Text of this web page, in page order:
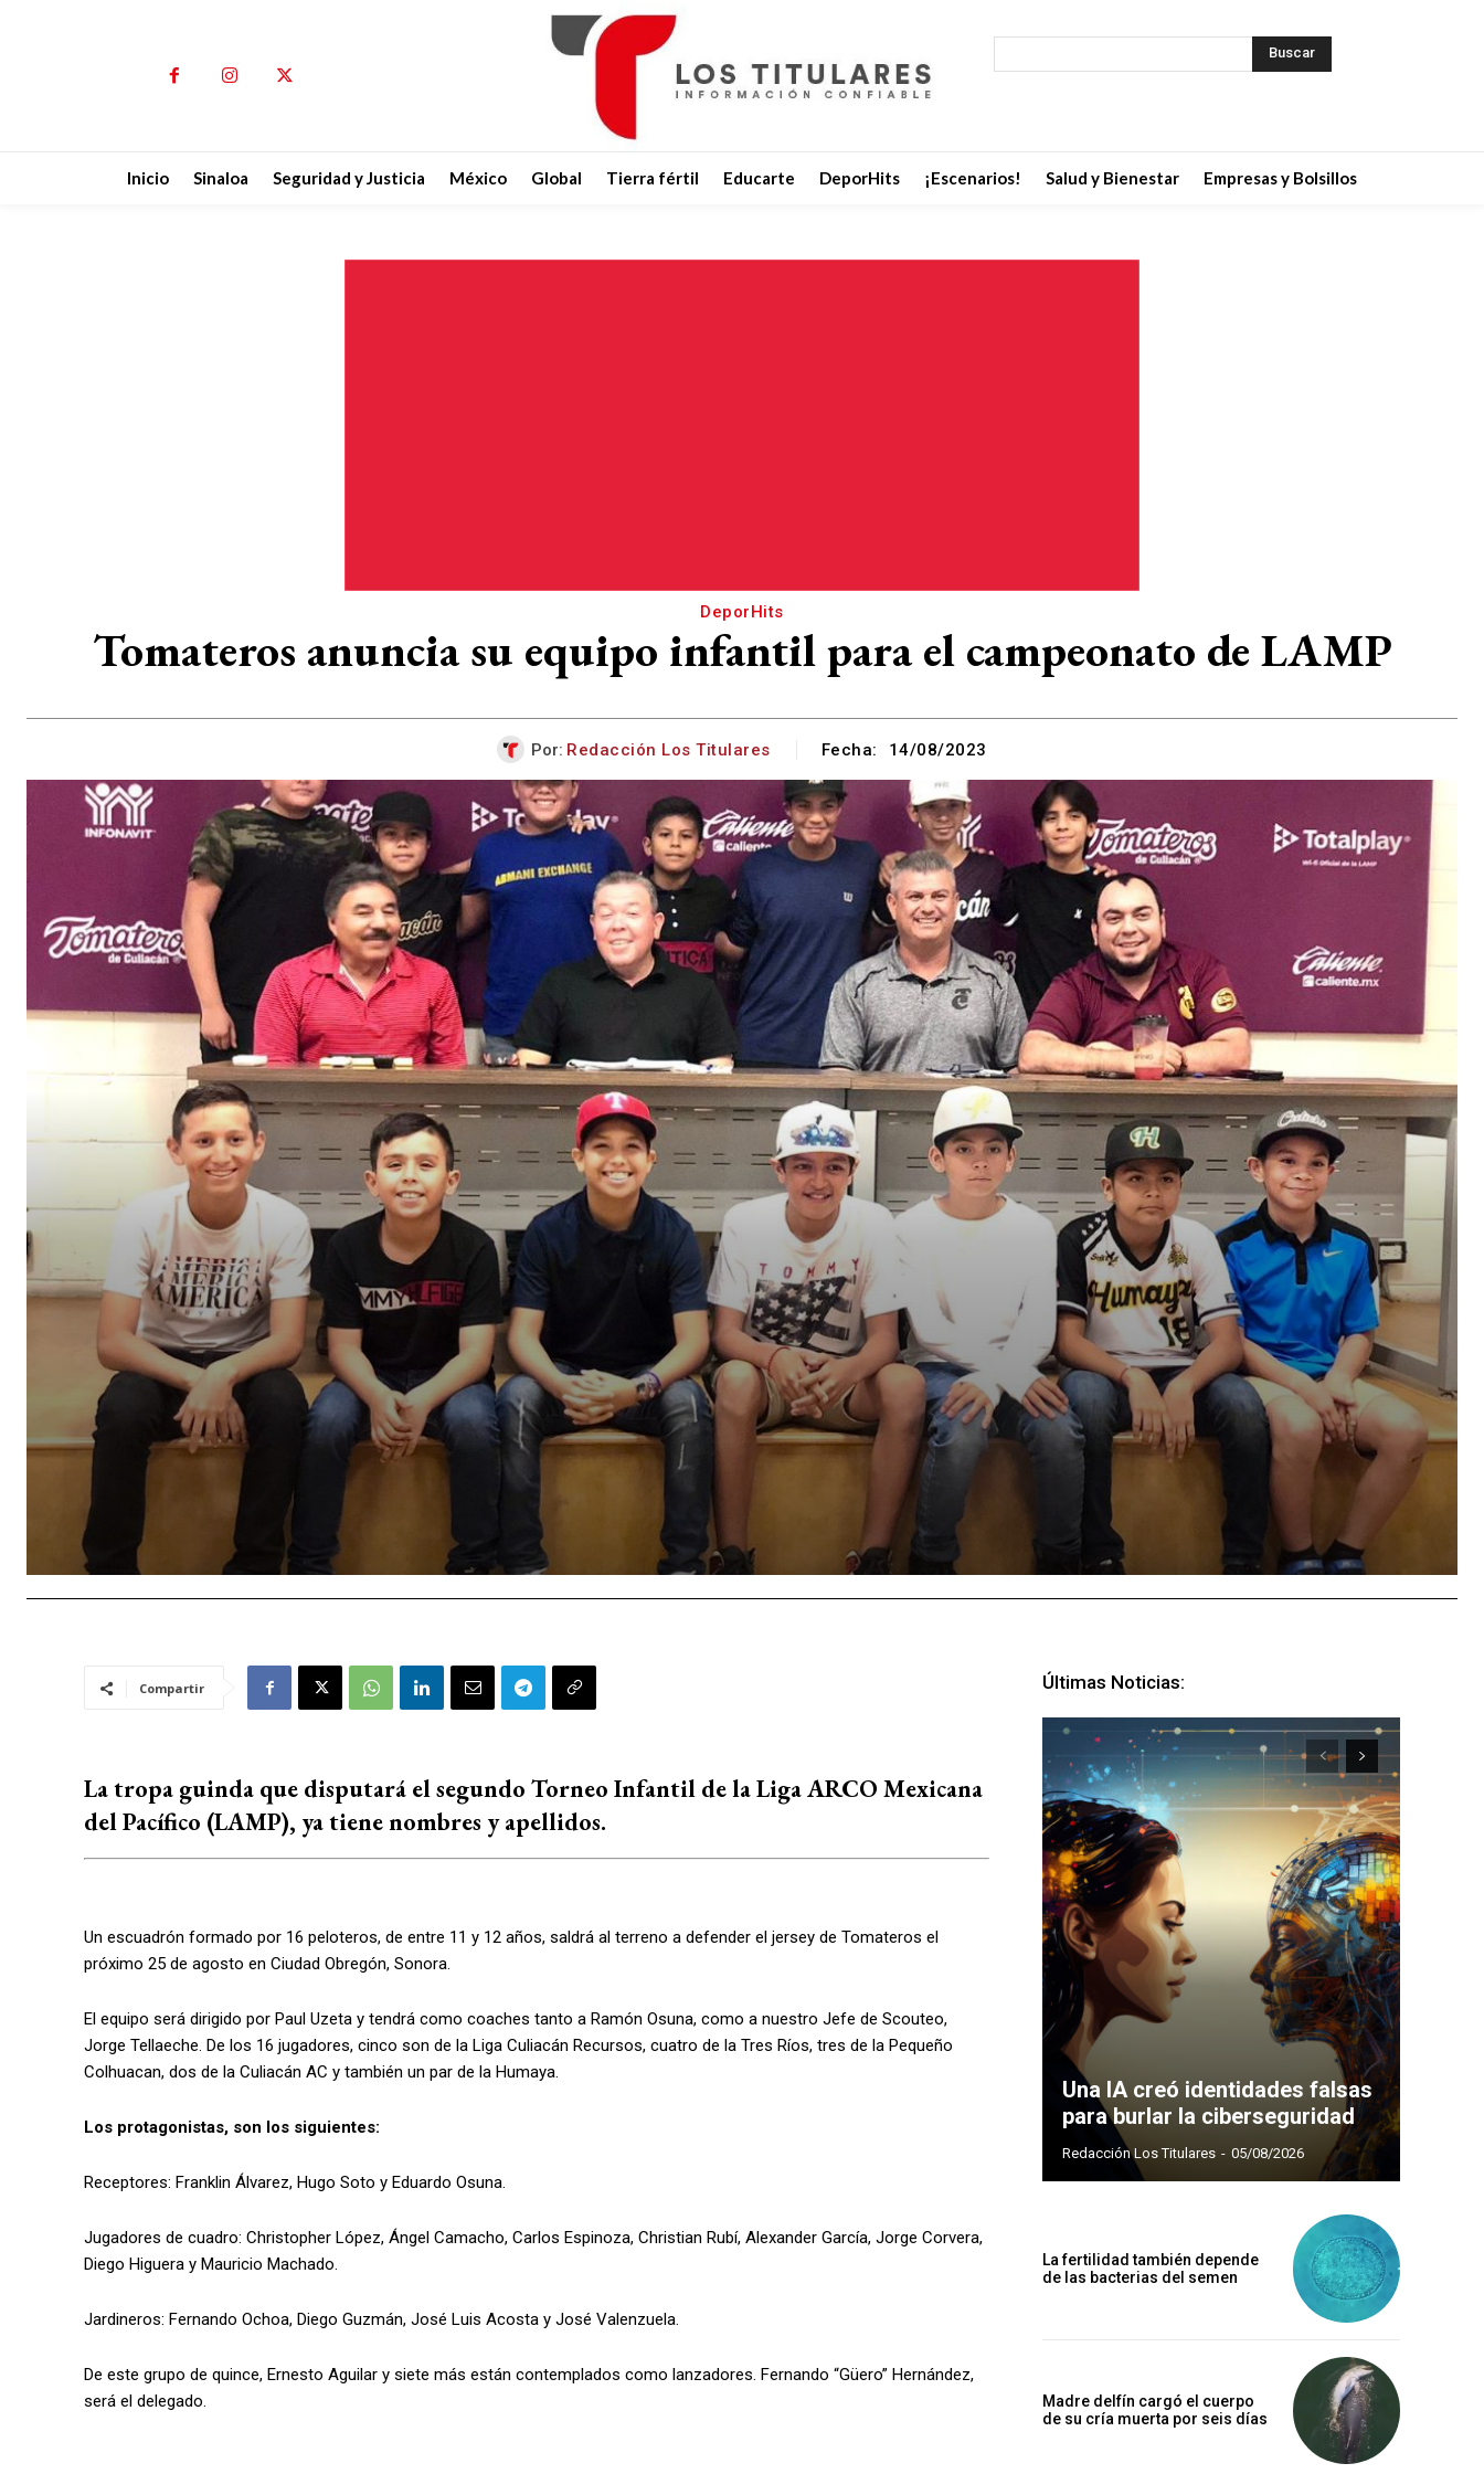
Buscar
Inicio Sinaloa Seguridad y Justicia México Global Tierra fértil Educarte DeporHits ¡Escenarios! Salud y Bienestar Empresas y Bolsillos
DeporHits
Tomateros anuncia su equipo infantil para el campeonato de LAMP
Por: Redacción Los Titulares Fecha: 14/08/2023
Compartir
La tropa guinda que disputará el segundo Torneo Infantil de la Liga ARCO Mexicana
del Pacífico (LAMP), ya tiene nombres y apellidos.
Un escuadrón formado por 16 peloteros, de entre 11 y 12 años, saldrá al terreno a defender el jersey de Tomateros el
próximo 25 de agosto en Ciudad Obregón, Sonora.
El equipo será dirigido por Paul Uzeta y tendrá como coaches tanto a Ramón Osuna, como a nuestro Jefe de Scouteo,
Jorge Tellaeche. De los 16 jugadores, cinco son de la Liga Culiacán Recursos, cuatro de la Tres Ríos, tres de la Pequeño
Colhuacan, dos de la Culiacán AC y también un par de la Humaya.
Los protagonistas, son los siguientes:
Receptores: Franklin Álvarez, Hugo Soto y Eduardo Osuna.
Jugadores de cuadro: Christopher López, Ángel Camacho, Carlos Espinoza, Christian Rubí, Alexander García, Jorge Corvera,
Diego Higuera y Mauricio Machado.
Jardineros: Fernando Ochoa, Diego Guzmán, José Luis Acosta y José Valenzuela.
De este grupo de quince, Ernesto Aguilar y siete más están contemplados como lanzadores. Fernando “Güero” Hernández,
será el delegado.
Últimas Noticias:
Una IA creó identidades falsas
para burlar la ciberseguridad
Redacción Los Titulares - 05/08/2026
La fertilidad también depende
de las bacterias del semen
Madre delfín cargó el cuerpo
de su cría muerta por seis días